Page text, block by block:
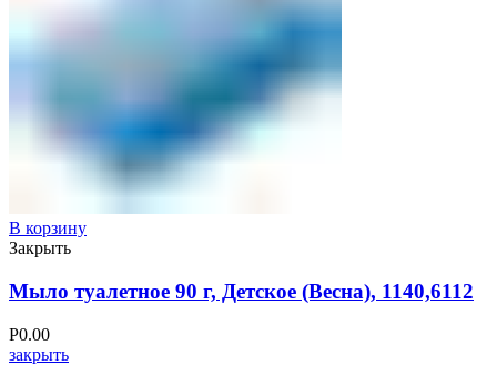
В корзину
Закрыть
Мыло туалетное 90 г, Детское (Весна), 1140,6112
Р0.00
закрыть